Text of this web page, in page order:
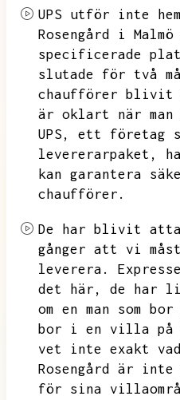
UPS utför inte
Rosengård i
specificerade
slutade för två
chaufförer blivit
är oklart när man
UPS,
ett företag
levererarpaket,
kan garantera
chaufförer.
De har blivit
gånger att vi
leverera.
det här,
de har
om en man som
bor i en villa på
vet inte exakt
Rosengård är
för sina